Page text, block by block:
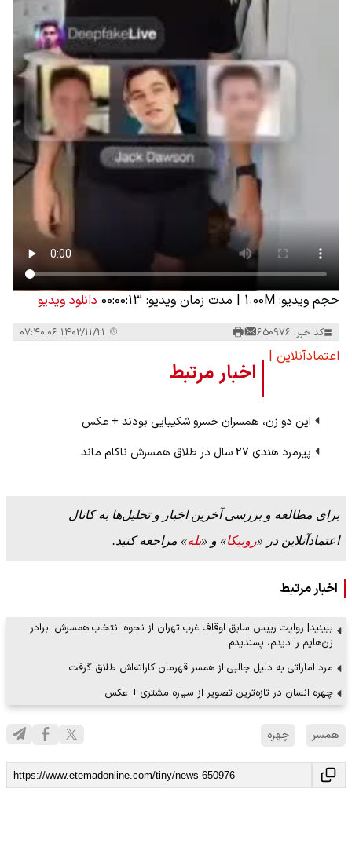
حجم ویدیو: 1.00M | مدت زمان ویدیو: 00:00:13 دانلود ویدیو
کد خبر: 650976
اعتمادآنلاین |
اخبار مرتبط
این دو زن، همسران خسرو شکیبایی بودند + عکس
پیرمرد هندی 27 سال در طلاق همسرش ناکام ماند
برای مطالعه و بررسی آخرین اخبار و تحلیل‌ها به کانال
اعتمادآنلاین در «روبیکا» و «بله» مراجعه کنید.
اخبار مرتبط
ببینید| روایت رییس سابق اوقاف غرب تهران از نحوه انتخاب همسرش؛ برادر
زن‌هایم را دیدم، پسندیدم
مرد اماراتی به دلیل جالبی از همسر قهرمان کاراته‌اش طلاق گرفت
چهره انسان در تازه‌ترین تصویر از سیاره مشتری + عکس
همسر چهره